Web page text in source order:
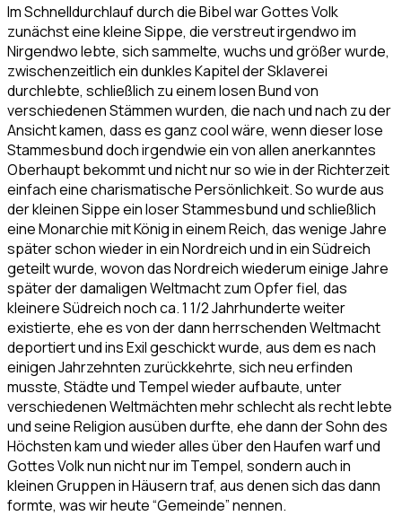
Im Schnelldurchlauf durch die Bibel war Gottes Volk
zunächst eine kleine Sippe, die verstreut irgendwo im
Nirgendwo lebte, sich sammelte, wuchs und größer wurde,
zwischenzeitlich ein dunkles Kapitel der Sklaverei
durchlebte, schließlich zu einem losen Bund von
verschiedenen Stämmen wurden, die nach und nach zu der
Ansicht kamen, dass es ganz cool wäre, wenn dieser lose
Stammesbund doch irgendwie ein von allen anerkanntes
Oberhaupt bekommt und nicht nur so wie in der Richterzeit
einfach eine charismatische Persönlichkeit. So wurde aus
der kleinen Sippe ein loser Stammesbund und schließlich
eine Monarchie mit König in einem Reich, das wenige Jahre
später schon wieder in ein Nordreich und in ein Südreich
geteilt wurde, wovon das Nordreich wiederum einige Jahre
später der damaligen Weltmacht zum Opfer fiel, das
kleinere Südreich noch ca. 1 1/2 Jahrhunderte weiter
existierte, ehe es von der dann herrschenden Weltmacht
deportiert und ins Exil geschickt wurde, aus dem es nach
einigen Jahrzehnten zurückkehrte, sich neu erfinden
musste, Städte und Tempel wieder aufbaute, unter
verschiedenen Weltmächten mehr schlecht als recht lebte
und seine Religion ausüben durfte, ehe dann der Sohn des
Höchsten kam und wieder alles über den Haufen warf und
Gottes Volk nun nicht nur im Tempel, sondern auch in
kleinen Gruppen in Häusern traf, aus denen sich das dann
formte, was wir heute “Gemeinde” nennen.